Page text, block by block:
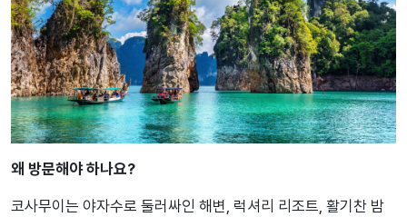
왜 방문해야 하나요?
코사무이는 야자수로 둘러싸인 해변, 럭셔리 리조트, 활기찬 밤